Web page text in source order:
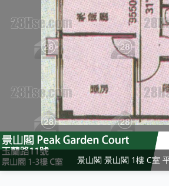
景山閣 景山閣 1樓 C室